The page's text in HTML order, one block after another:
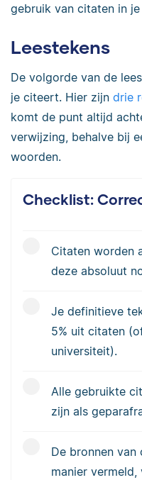
gebruik van citaten in
Leestekens
De volgorde van de
je citeert. Hier zijn drie
komt de punt altijd
verwijzing, behalve bij
woorden.
Checklist:
Citaten worden
deze absoluut
Je definitieve
5% uit citaten
universiteit).
Alle gebruikte
zijn als
De bronnen
manier